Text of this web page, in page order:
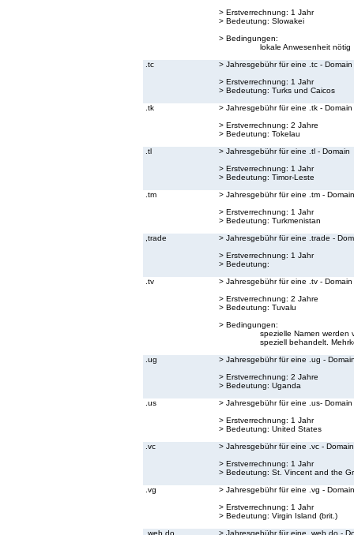
> Erstverrechnung: 1 Jahr
> Bedeutung: Slowakei
> Bedingungen:
lokale Anwesenheit nötig
.tc
> Jahresgebühr für eine .tc - Domain
> Erstverrechnung: 1 Jahr
> Bedeutung: Turks und Caicos
.tk
> Jahresgebühr für eine .tk - Domain
> Erstverrechnung: 2 Jahre
> Bedeutung: Tokelau
.tl
> Jahresgebühr für eine .tl - Domain
> Erstverrechnung: 1 Jahr
> Bedeutung: Timor-Leste
.tm
> Jahresgebühr für eine .tm - Domain
> Erstverrechnung: 1 Jahr
> Bedeutung: Turkmenistan
,trade
> Jahresgebühr für eine .trade -
> Erstverrechnung: 1 Jahr
> Bedeutung:
.tv
> Jahresgebühr für eine .tv - Domain
> Erstverrechnung: 2 Jahre
> Bedeutung: Tuvalu
> Bedingungen:
spezielle Namen werden
speziell behandelt.
.ug
> Jahresgebühr für eine .ug -
> Erstverrechnung: 2 Jahre
> Bedeutung: Uganda
.us
> Jahresgebühr für eine .us- Domain
> Erstverrechnung: 1 Jahr
> Bedeutung: United States
.vc
> Jahresgebühr für eine .vc - Domain
> Erstverrechnung: 1 Jahr
> Bedeutung: St. Vincent and the
.vg
> Jahresgebühr für eine .vg - Domain
> Erstverrechnung: 1 Jahr
> Bedeutung: Virgin Island (brit.)
.web.do
> Jahresgebühr für eine .web.do -